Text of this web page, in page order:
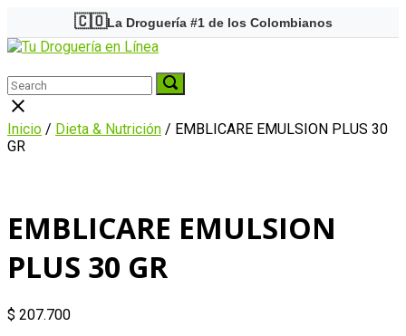
content
🇨🇴La Droguería #1 de los Colombianos
Home
Menu
Search
for:
Search
for:
Search
Close
search
bar
Inicio / Dieta & Nutrición / EMBLICARE EMULSION PLUS 30
GR
EMBLICARE EMULSION
PLUS 30 GR
$ 207.700